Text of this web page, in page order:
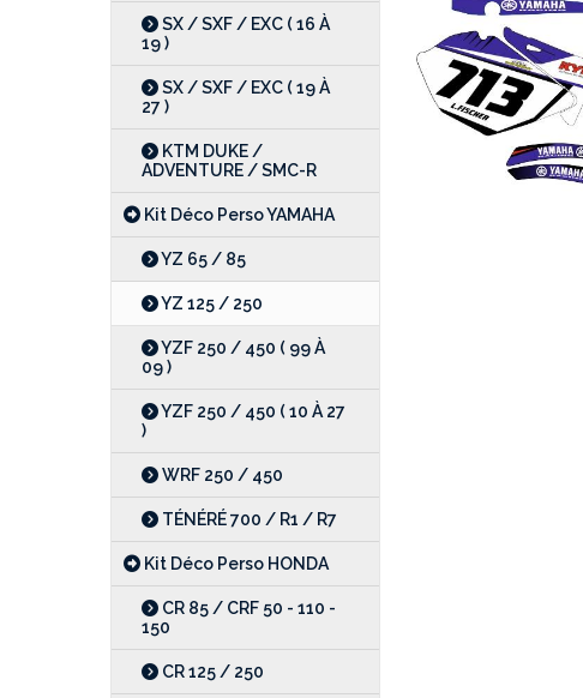
SX / SXF / EXC ( 16 À
19 )
SX / SXF / EXC ( 19 À
27 )
KTM DUKE /
ADVENTURE / SMC-R
Kit Déco Perso YAMAHA
YZ 65 / 85
YZ 125 / 250
YZF 250 / 450 ( 99 À
09 )
YZF 250 / 450 ( 10 À 27
)
WRF 250 / 450
TÉNÉRÉ 700 / R1 / R7
Kit Déco Perso HONDA
CR 85 / CRF 50 - 110 -
150
CR 125 / 250